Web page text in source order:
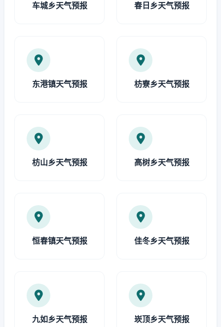
车城乡天气预报 春日乡天气预报
东港镇天气预报 枋寮乡天气预报
枋山乡天气预报 高树乡天气预报
恒春镇天气预报 佳冬乡天气预报
九如乡天气预报 崁顶乡天气预报